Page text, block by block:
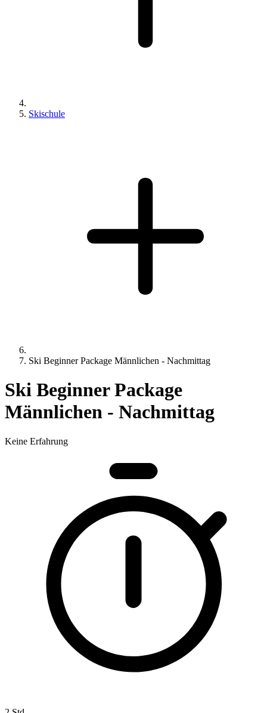
Skischule
Ski Beginner Package Männlichen - Nachmittag
Ski Beginner Package
Männlichen - Nachmittag
Keine Erfahrung